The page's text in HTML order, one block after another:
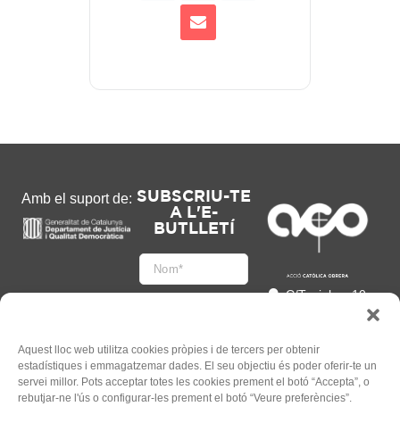
Aquest lloc web utilitza cookies pròpies i de tercers per obtenir
estadístiques i emmagatzemar dades. El seu objectiu és poder oferir-te un
servei millor. Pots acceptar totes les cookies prement el botó “Accepta”, o
rebutjar-ne l'ús o configurar-les prement el botó “Veure preferències”.
Amb el suport de: SUBSCRIU-TE
A L'E-
BUTLLETÍ
Accepto
l'Informació legal
C/Tapioles, 10
93 505 86 86
hola@acocat.org